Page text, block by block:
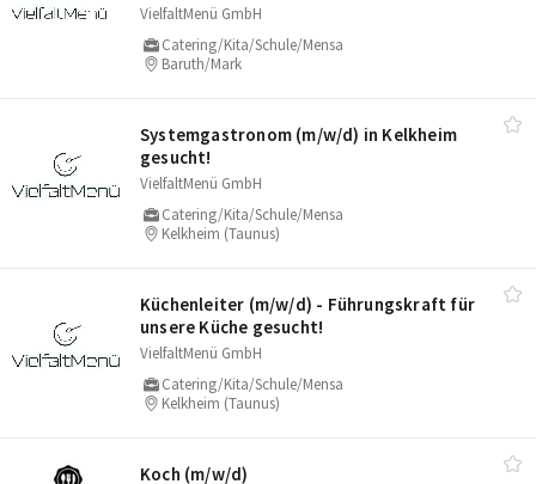
VielfaltMenü GmbH
Catering/Kita/Schule/Mensa
Baruth/Mark
Systemgastronom (m/​w/​d) in Kelkheim
gesucht!
VielfaltMenü GmbH
Catering/Kita/Schule/Mensa
Kelkheim (Taunus)
Küchenleiter (m/​w/​d) - Führungskraft für
unsere Küche gesucht!
VielfaltMenü GmbH
Catering/Kita/Schule/Mensa
Kelkheim (Taunus)
Koch (m/​w/​d)